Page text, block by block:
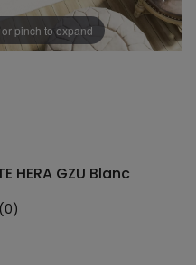
or pinch to expand
HERA GZU Blanc
(0)